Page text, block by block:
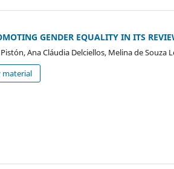
GENDER EQUALITY IN ITS
Ana Cláudia Delciellos, Melina de Souza
material